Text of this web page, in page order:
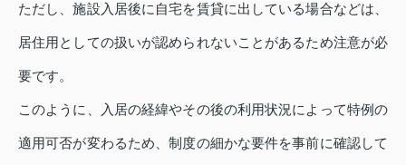
ただし、施設入居後に自宅を賃貸に出している場合などは、
居住用としての扱いが認められないことがあるため注意が必
要です。
このように、入居の経緯やその後の利用状況によって特例の
適用可否が変わるため、制度の細かな要件を事前に確認して